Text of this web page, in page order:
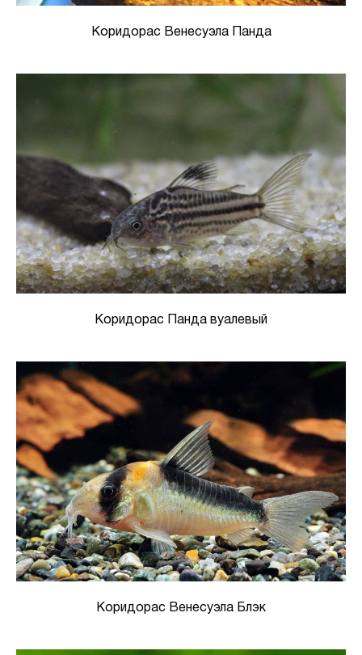
Коридорас Венесуэла Панда
Коридорас Панда вуалевый
Коридорас Венесуэла Блэк